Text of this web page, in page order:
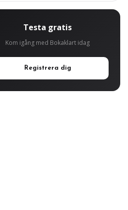
Testa gratis
Kom igång med Bokaklart idag
Registrera dig